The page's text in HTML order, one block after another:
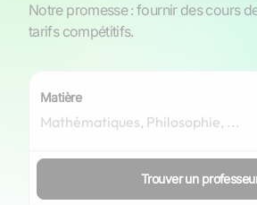
Notre promesse : fournir des cours
tarifs compétitifs.
Matière
Trouver un